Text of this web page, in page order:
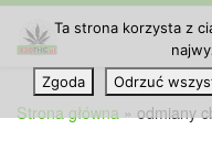
Przejdź do treści
Strona główna » odmiany
Ta strona korzysta z
Zgoda
Odrzuć